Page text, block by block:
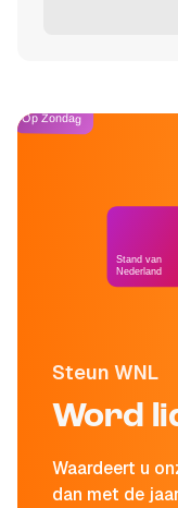
Steun WNL
Word
Waardeert u
dan met de
Op Zondag
Stand van
Nederland